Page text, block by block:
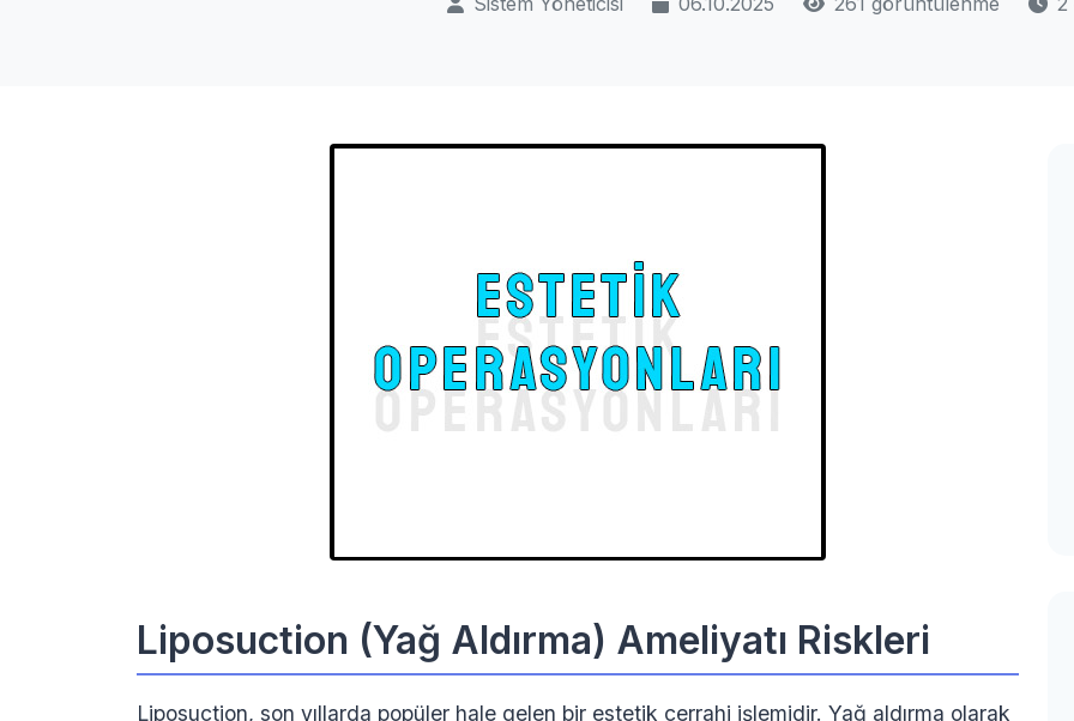
Liposuction (Yağ Aldırma) Ameliyatı Riskleri
Liposuction, son yıllarda popüler hale gelen bir estetik cerrahi işlemidir. Yağ aldırma olarak